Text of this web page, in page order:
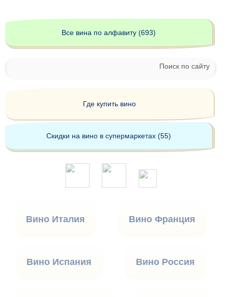
Все вина по алфавиту (693)
Поиск по сайту
Где купить вино
Скидки на вино в супермаркетах (55)
Вино Италия Вино Франция
Вино Испания Вино Россия